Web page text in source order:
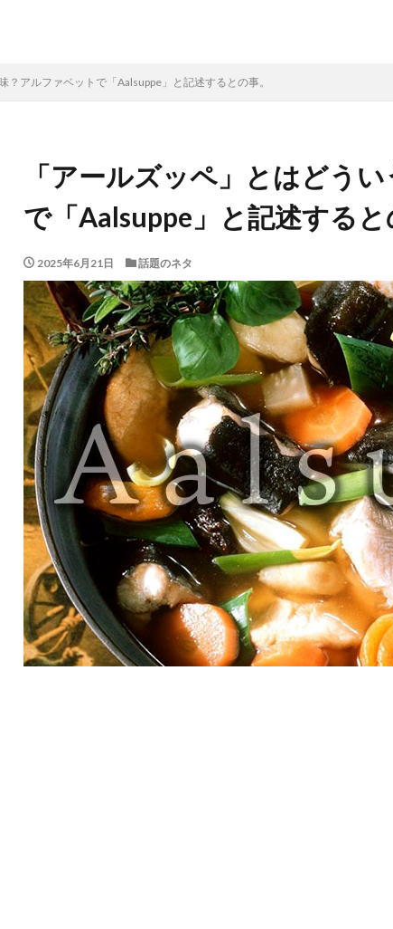
？アルファベットで「Aalsuppe」と記述するとの事。
「アールズッペ」とはどう
で「Aalsuppe」と記述すると
2025年6月21日 話題のネタ